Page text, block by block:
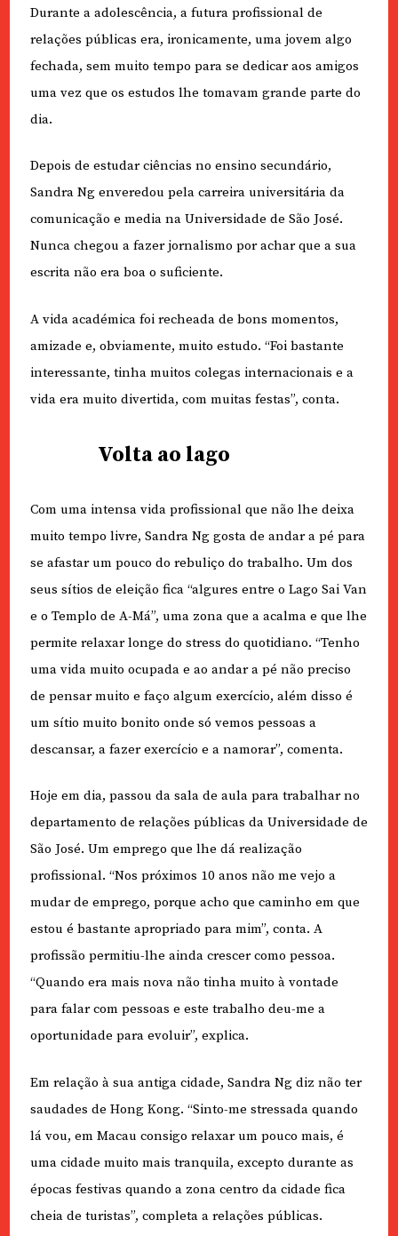
Durante a adolescência, a futura profissional de
relações públicas era, ironicamente, uma jovem algo
fechada, sem muito tempo para se dedicar aos amigos
uma vez que os estudos lhe tomavam grande parte do
dia.
Depois de estudar ciências no ensino secundário,
Sandra Ng enveredou pela carreira universitária da
comunicação e media na Universidade de São José.
Nunca chegou a fazer jornalismo por achar que a sua
escrita não era boa o suficiente.
A vida académica foi recheada de bons momentos,
amizade e, obviamente, muito estudo. “Foi bastante
interessante, tinha muitos colegas internacionais e a
vida era muito divertida, com muitas festas”, conta.
Volta ao lago
Com uma intensa vida profissional que não lhe deixa
muito tempo livre, Sandra Ng gosta de andar a pé para
se afastar um pouco do rebuliço do trabalho. Um dos
seus sítios de eleição fica “algures entre o Lago Sai Van
e o Templo de A-Má”, uma zona que a acalma e que lhe
permite relaxar longe do stress do quotidiano. “Tenho
uma vida muito ocupada e ao andar a pé não preciso
de pensar muito e faço algum exercício, além disso é
um sítio muito bonito onde só vemos pessoas a
descansar, a fazer exercício e a namorar”, comenta.
Hoje em dia, passou da sala de aula para trabalhar no
departamento de relações públicas da Universidade de
São José. Um emprego que lhe dá realização
profissional. “Nos próximos 10 anos não me vejo a
mudar de emprego, porque acho que caminho em que
estou é bastante apropriado para mim”, conta. A
profissão permitiu-lhe ainda crescer como pessoa.
“Quando era mais nova não tinha muito à vontade
para falar com pessoas e este trabalho deu-me a
oportunidade para evoluir”, explica.
Em relação à sua antiga cidade, Sandra Ng diz não ter
saudades de Hong Kong. “Sinto-me stressada quando
lá vou, em Macau consigo relaxar um pouco mais, é
uma cidade muito mais tranquila, excepto durante as
épocas festivas quando a zona centro da cidade fica
cheia de turistas”, completa a relações públicas.